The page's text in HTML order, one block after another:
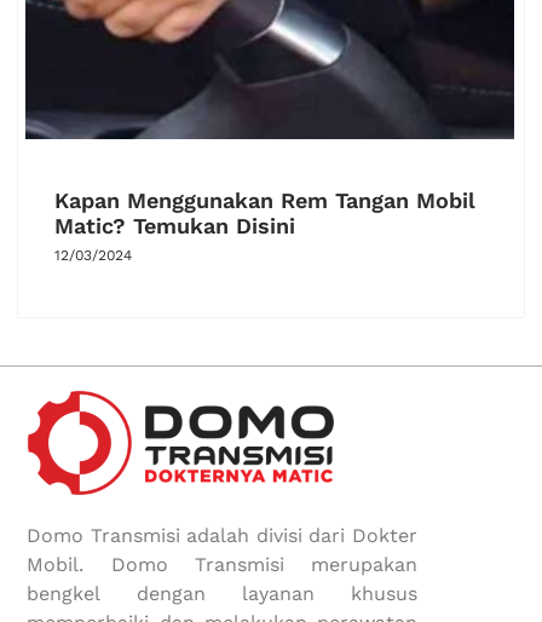
Kapan Menggunakan Rem Tangan Mobil
Matic? Temukan Disini
12/03/2024
Domo Transmisi adalah divisi dari Dokter
Mobil. Domo Transmisi merupakan
bengkel dengan layanan khusus